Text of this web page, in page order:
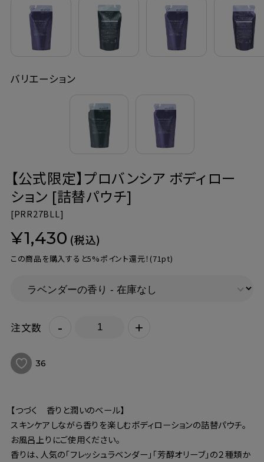
ご利用案内
よくあるご質問
会員登録でお得
バリエーション
【公式限定】プロバンシア ボディロー
ション [詰替パウチ]
[PRR27BLL]
¥1,430 (税込)
この商品を購入すると5%ポイント還元！ (71pt)
注文数 - +
36
【つづく 香りと潤いのベール】
スキンケアしながら香りを楽しむボディローションの詰替パウチ。
お風呂上りにご使用ください。
香りは、人気の「フレッシュラベンダー」「芳醇オリーブ」の２種類か